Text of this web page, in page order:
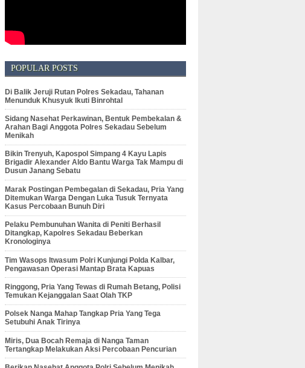
POPULAR POSTS
Di Balik Jeruji Rutan Polres Sekadau, Tahanan
Menunduk Khusyuk Ikuti Binrohtal
Sidang Nasehat Perkawinan, Bentuk Pembekalan &
Arahan Bagi Anggota Polres Sekadau Sebelum
Menikah
Bikin Trenyuh, Kapospol Simpang 4 Kayu Lapis
Brigadir Alexander Aldo Bantu Warga Tak Mampu di
Dusun Janang Sebatu
Marak Postingan Pembegalan di Sekadau, Pria Yang
Ditemukan Warga Dengan Luka Tusuk Ternyata
Kasus Percobaan Bunuh Diri
Pelaku Pembunuhan Wanita di Peniti Berhasil
Ditangkap, Kapolres Sekadau Beberkan
Kronologinya
Tim Wasops Itwasum Polri Kunjungi Polda Kalbar,
Pengawasan Operasi Mantap Brata Kapuas
Ringgong, Pria Yang Tewas di Rumah Betang, Polisi
Temukan Kejanggalan Saat Olah TKP
Polsek Nanga Mahap Tangkap Pria Yang Tega
Setubuhi Anak Tirinya
Miris, Dua Bocah Remaja di Nanga Taman
Tertangkap Melakukan Aksi Percobaan Pencurian